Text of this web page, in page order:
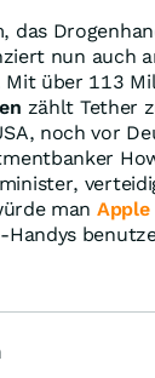
das
nun auch
Mit über 113
zählt Tether
noch vor
man Apple